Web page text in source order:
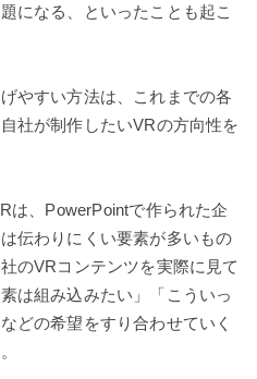
になる、といったことも起こ
やすい方法は、これまでの各
社が制作したいVRの方向性を
は、PowerPointで作られた企
伝わりにくい要素が多いもの
のVRコンテンツを実際に見て
は組み込みたい」「こういっ
どの希望をすり合わせていく